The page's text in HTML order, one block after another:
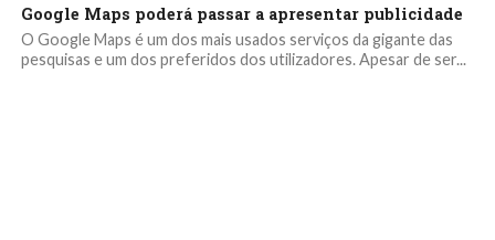
Google Maps poderá passar a apresentar publicidade
O Google Maps é um dos mais usados serviços da gigante das
pesquisas e um dos preferidos dos utilizadores. Apesar de ser...